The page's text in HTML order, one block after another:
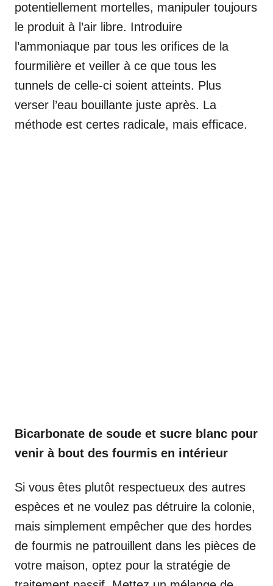
potentiellement mortelles, manipuler toujours
le produit à l’air libre. Introduire
l’ammoniaque par tous les orifices de la
fourmilière et veiller à ce que tous les
tunnels de celle-ci soient atteints. Plus
verser l’eau bouillante juste après. La
méthode est certes radicale, mais efficace.
Bicarbonate de soude et sucre blanc pour
venir à bout des fourmis en intérieur
Si vous êtes plutôt respectueux des autres
espèces et ne voulez pas détruire la colonie,
mais simplement empêcher que des hordes
de fourmis ne patrouillent dans les pièces de
votre maison, optez pour la stratégie de